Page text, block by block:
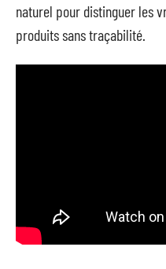
naturel pour distinguer les
produits sans traçabilité.